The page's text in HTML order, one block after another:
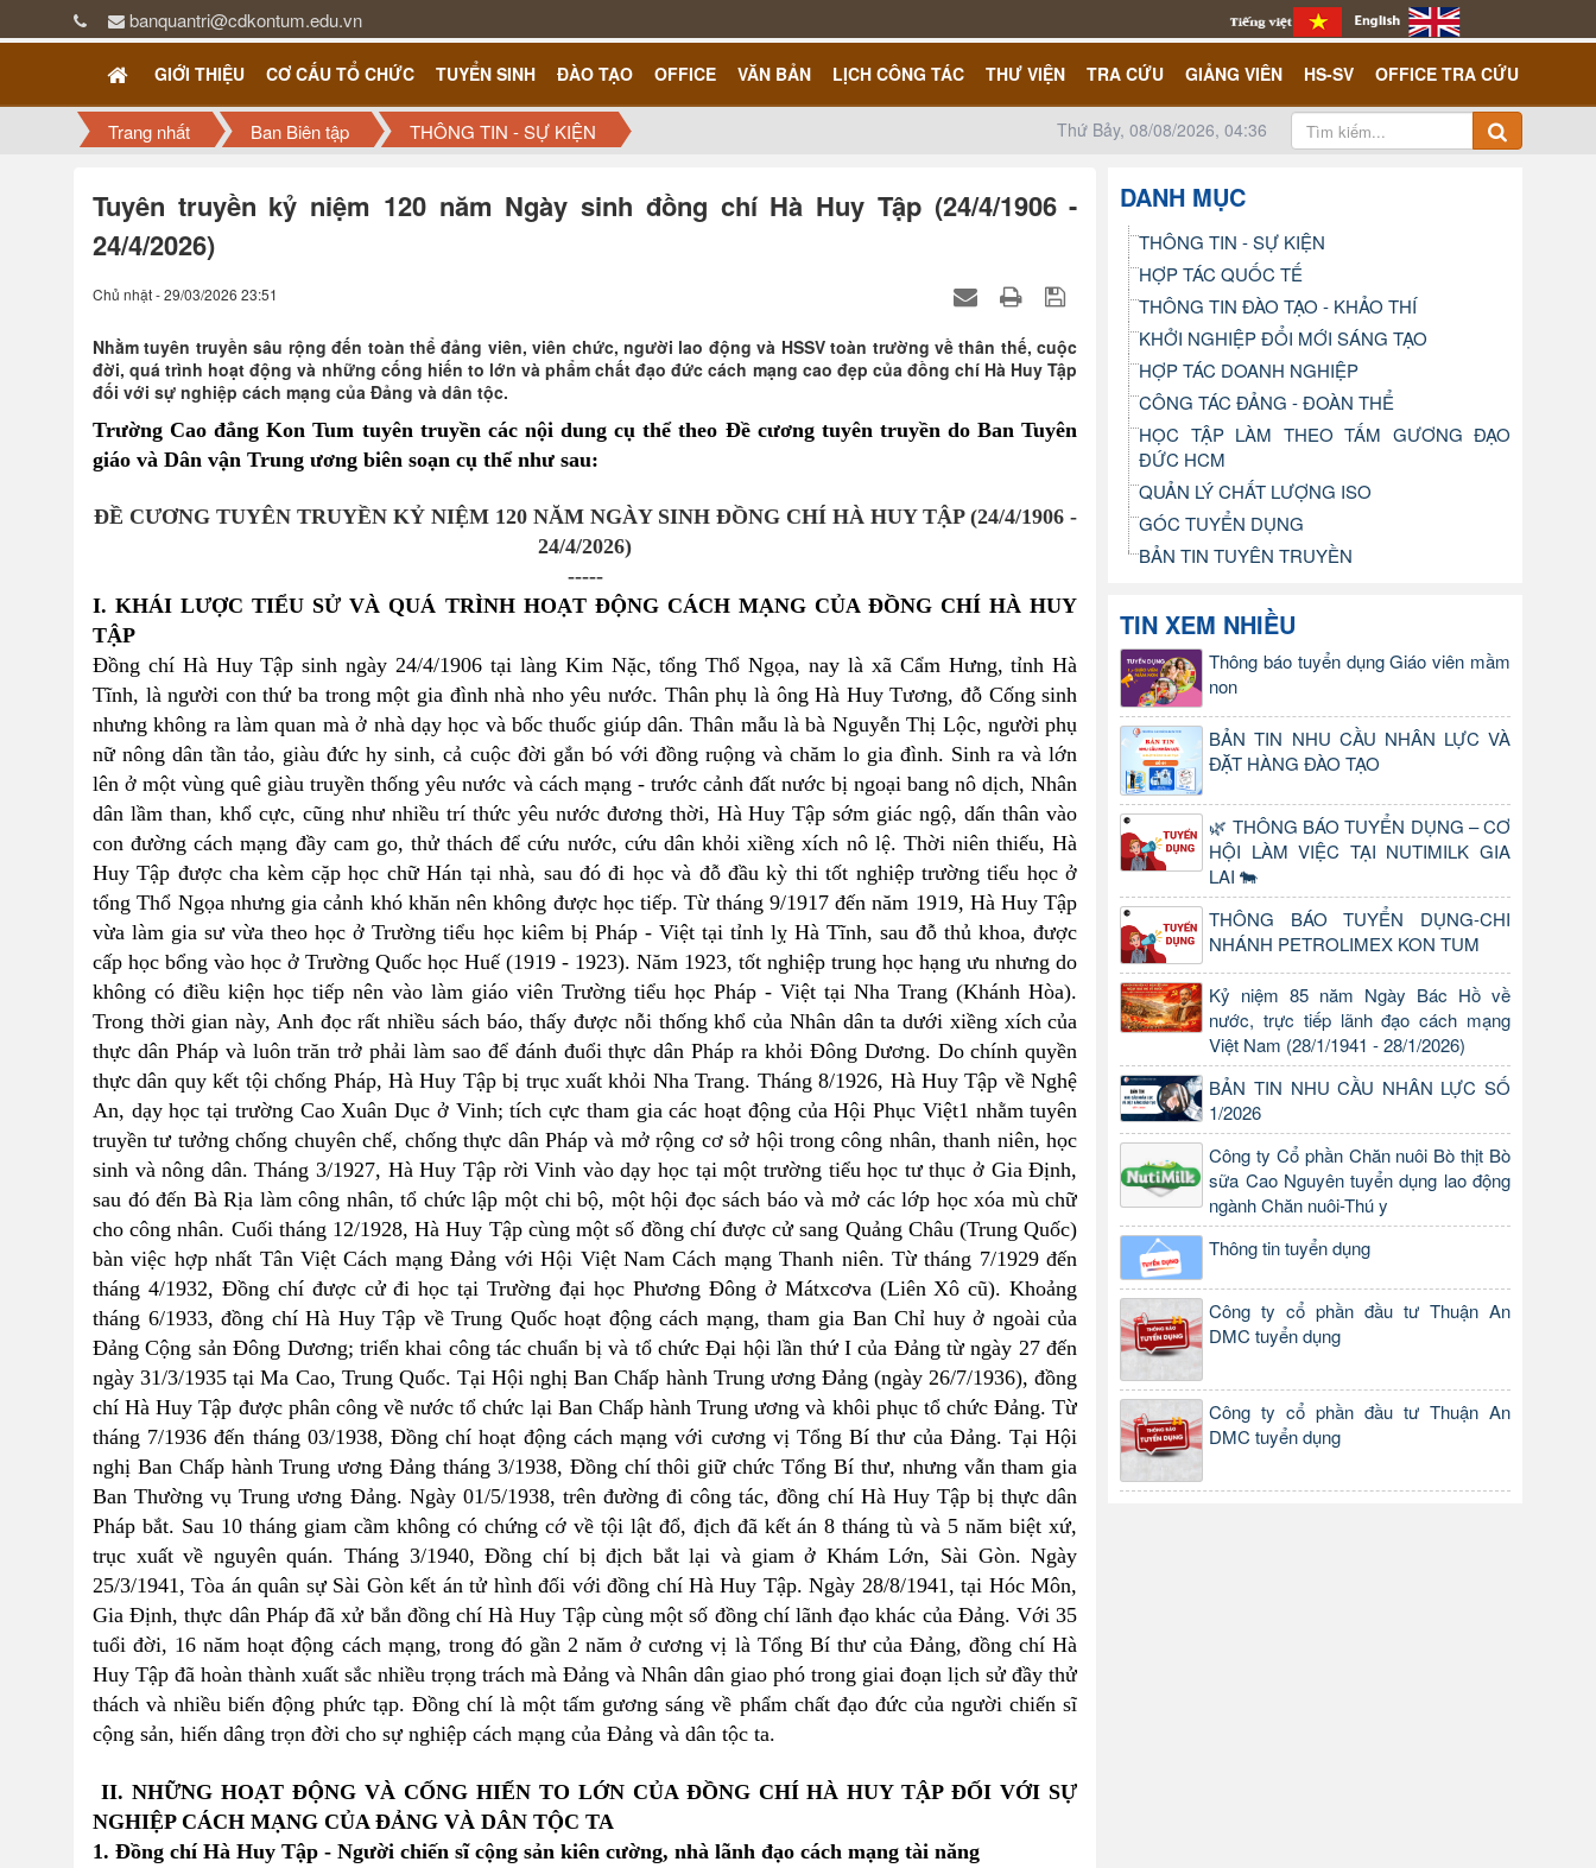
banquantri@cdkontum.edu.vn
GIỚI THIỆU CƠ CẤU TỔ CHỨC TUYỂN SINH ĐÀO TẠO OFFICE VĂN BẢN LỊCH CÔNG TÁC THƯ VIỆN TRA CỨU GIẢNG VIÊN HS-SV OFFICE TRA CỨU
Trang nhất Ban Biên tập THÔNG TIN - SỰ KIỆN Thứ Bảy, 08/08/2026, 04:36
Tuyên truyền kỷ niệm 120 năm Ngày sinh đồng chí Hà Huy Tập (24/4/1906 -
24/4/2026)
Chủ nhật - 29/03/2026 23:51
Nhằm tuyên truyền sâu rộng đến toàn thể đảng viên, viên chức, người lao động và HSSV toàn trường về thân thế, cuộc
đời, quá trình hoạt động và những cống hiến to lớn và phẩm chất đạo đức cách mạng cao đẹp của đồng chí Hà Huy Tập
đối với sự nghiệp cách mạng của Đảng và dân tộc.
Trường Cao đẳng Kon Tum tuyên truyền các nội dung cụ thể theo Đề cương tuyên truyền do Ban Tuyên
giáo và Dân vận Trung ương biên soạn cụ thể như sau:
ĐỀ CƯƠNG TUYÊN TRUYỀN KỶ NIỆM 120 NĂM NGÀY SINH ĐỒNG CHÍ HÀ HUY TẬP (24/4/1906 -
24/4/2026)
-----
I. KHÁI LƯỢC TIỂU SỬ VÀ QUÁ TRÌNH HOẠT ĐỘNG CÁCH MẠNG CỦA ĐỒNG CHÍ HÀ HUY
TẬP
Đồng chí Hà Huy Tập sinh ngày 24/4/1906 tại làng Kim Nặc, tổng Thổ Ngọa, nay là xã Cẩm Hưng, tỉnh Hà
Tĩnh, là người con thứ ba trong một gia đình nhà nho yêu nước. Thân phụ là ông Hà Huy Tương, đỗ Cống sinh
nhưng không ra làm quan mà ở nhà dạy học và bốc thuốc giúp dân. Thân mẫu là bà Nguyễn Thị Lộc, người phụ
nữ nông dân tần tảo, giàu đức hy sinh, cả cuộc đời gắn bó với đồng ruộng và chăm lo gia đình. Sinh ra và lớn
lên ở một vùng quê giàu truyền thống yêu nước và cách mạng - trước cảnh đất nước bị ngoại bang nô dịch, Nhân
dân lầm than, khổ cực, cũng như nhiều trí thức yêu nước đương thời, Hà Huy Tập sớm giác ngộ, dấn thân vào
con đường cách mạng đầy cam go, thử thách để cứu nước, cứu dân khỏi xiềng xích nô lệ. Thời niên thiếu, Hà
Huy Tập được cha kèm cặp học chữ Hán tại nhà, sau đó đi học và đỗ đầu kỳ thi tốt nghiệp trường tiểu học ở
tổng Thổ Ngọa nhưng gia cảnh khó khăn nên không được học tiếp. Từ tháng 9/1917 đến năm 1919, Hà Huy Tập
vừa làm gia sư vừa theo học ở Trường tiểu học kiêm bị Pháp - Việt tại tỉnh lỵ Hà Tĩnh, sau đỗ thủ khoa, được
cấp học bổng vào học ở Trường Quốc học Huế (1919 - 1923). Năm 1923, tốt nghiệp trung học hạng ưu nhưng do
không có điều kiện học tiếp nên vào làm giáo viên Trường tiểu học Pháp - Việt tại Nha Trang (Khánh Hòa).
Trong thời gian này, Anh đọc rất nhiều sách báo, thấy được nỗi thống khổ của Nhân dân ta dưới xiềng xích của
thực dân Pháp và luôn trăn trở phải làm sao để đánh đuổi thực dân Pháp ra khỏi Đông Dương. Do chính quyền
thực dân quy kết tội chống Pháp, Hà Huy Tập bị trục xuất khỏi Nha Trang. Tháng 8/1926, Hà Huy Tập về Nghệ
An, dạy học tại trường Cao Xuân Dục ở Vinh; tích cực tham gia các hoạt động của Hội Phục Việt1 nhằm tuyên
truyền tư tưởng chống chuyên chế, chống thực dân Pháp và mở rộng cơ sở hội trong công nhân, thanh niên, học
sinh và nông dân. Tháng 3/1927, Hà Huy Tập rời Vinh vào dạy học tại một trường tiểu học tư thục ở Gia Định,
sau đó đến Bà Rịa làm công nhân, tổ chức lập một chi bộ, một hội đọc sách báo và mở các lớp học xóa mù chữ
cho công nhân. Cuối tháng 12/1928, Hà Huy Tập cùng một số đồng chí được cử sang Quảng Châu (Trung Quốc)
bàn việc hợp nhất Tân Việt Cách mạng Đảng với Hội Việt Nam Cách mạng Thanh niên. Từ tháng 7/1929 đến
tháng 4/1932, Đồng chí được cử đi học tại Trường đại học Phương Đông ở Mátxcơva (Liên Xô cũ). Khoảng
tháng 6/1933, đồng chí Hà Huy Tập về Trung Quốc hoạt động cách mạng, tham gia Ban Chỉ huy ở ngoài của
Đảng Cộng sản Đông Dương; triển khai công tác chuẩn bị và tổ chức Đại hội lần thứ I của Đảng từ ngày 27 đến
ngày 31/3/1935 tại Ma Cao, Trung Quốc. Tại Hội nghị Ban Chấp hành Trung ương Đảng (ngày 26/7/1936), đồng
chí Hà Huy Tập được phân công về nước tổ chức lại Ban Chấp hành Trung ương và khôi phục tổ chức Đảng. Từ
tháng 7/1936 đến tháng 03/1938, Đồng chí hoạt động cách mạng với cương vị Tổng Bí thư của Đảng. Tại Hội
nghị Ban Chấp hành Trung ương Đảng tháng 3/1938, Đồng chí thôi giữ chức Tổng Bí thư, nhưng vẫn tham gia
Ban Thường vụ Trung ương Đảng. Ngày 01/5/1938, trên đường đi công tác, đồng chí Hà Huy Tập bị thực dân
Pháp bắt. Sau 10 tháng giam cầm không có chứng cớ về tội lật đổ, địch đã kết án 8 tháng tù và 5 năm biệt xứ,
trục xuất về nguyên quán. Tháng 3/1940, Đồng chí bị địch bắt lại và giam ở Khám Lớn, Sài Gòn. Ngày
25/3/1941, Tòa án quân sự Sài Gòn kết án tử hình đối với đồng chí Hà Huy Tập. Ngày 28/8/1941, tại Hóc Môn,
Gia Định, thực dân Pháp đã xử bắn đồng chí Hà Huy Tập cùng một số đồng chí lãnh đạo khác của Đảng. Với 35
tuổi đời, 16 năm hoạt động cách mạng, trong đó gần 2 năm ở cương vị là Tổng Bí thư của Đảng, đồng chí Hà
Huy Tập đã hoàn thành xuất sắc nhiều trọng trách mà Đảng và Nhân dân giao phó trong giai đoạn lịch sử đầy thử
thách và nhiều biến động phức tạp. Đồng chí là một tấm gương sáng về phẩm chất đạo đức của người chiến sĩ
cộng sản, hiến dâng trọn đời cho sự nghiệp cách mạng của Đảng và dân tộc ta.
II. NHỮNG HOẠT ĐỘNG VÀ CỐNG HIẾN TO LỚN CỦA ĐỒNG CHÍ HÀ HUY TẬP ĐỐI VỚI SỰ
NGHIỆP CÁCH MẠNG CỦA ĐẢNG VÀ DÂN TỘC TA
1. Đồng chí Hà Huy Tập - Người chiến sĩ cộng sản kiên cường, nhà lãnh đạo cách mạng tài năng
DANH MỤC
THÔNG TIN - SỰ KIỆN
HỢP TÁC QUỐC TẾ
THÔNG TIN ĐÀO TẠO - KHẢO THÍ
KHỞI NGHIỆP ĐỔI MỚI SÁNG TẠO
HỢP TÁC DOANH NGHIỆP
CÔNG TÁC ĐẢNG - ĐOÀN THỂ
HỌC TẬP LÀM THEO TẤM GƯƠNG ĐẠO
ĐỨC HCM
QUẢN LÝ CHẤT LƯỢNG ISO
GÓC TUYỂN DỤNG
BẢN TIN TUYÊN TRUYỀN
TIN XEM NHIỀU
Thông báo tuyển dụng Giáo viên mầm
non
BẢN TIN NHU CẦU NHÂN LỰC VÀ
ĐẶT HÀNG ĐÀO TẠO
🌿 THÔNG BÁO TUYỂN DỤNG – CƠ
HỘI LÀM VIỆC TẠI NUTIMILK GIA
LAI 🐄
THÔNG BÁO TUYỂN DỤNG-CHI
NHÁNH PETROLIMEX KON TUM
Kỷ niệm 85 năm Ngày Bác Hồ về
nước, trực tiếp lãnh đạo cách mạng
Việt Nam (28/1/1941 - 28/1/2026)
BẢN TIN NHU CẦU NHÂN LỰC SỐ
1/2026
Công ty Cổ phần Chăn nuôi Bò thịt Bò
sữa Cao Nguyên tuyển dụng lao động
ngành Chăn nuôi-Thú y
Thông tin tuyển dụng
Công ty cổ phần đầu tư Thuận An
DMC tuyển dụng
Công ty cổ phần đầu tư Thuận An
DMC tuyển dụng